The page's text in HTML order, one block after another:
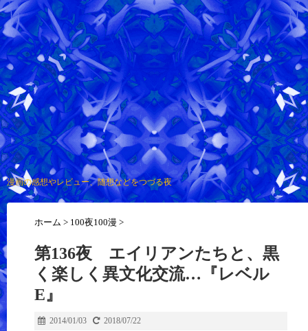
漫画の感想やレビュー、随想などをつづる夜
ホーム > 100夜100漫 >
第136夜 エイリアンたちと、黒
く楽しく異文化交流…『レベル
E』
2014/01/03 2018/07/22